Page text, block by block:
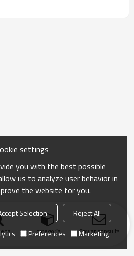
categoría Enviar consulta
settings
you with the best possible
us to analyze user behavior in
the website for you.
Selection
Reject All
Preferences Marketing